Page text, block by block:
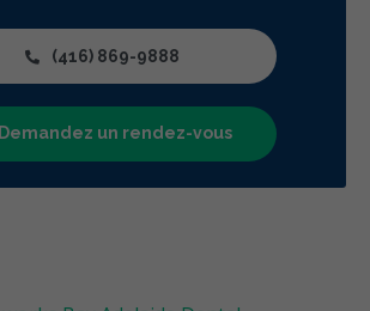
(416) 869-9888
Demandez un rendez-vous